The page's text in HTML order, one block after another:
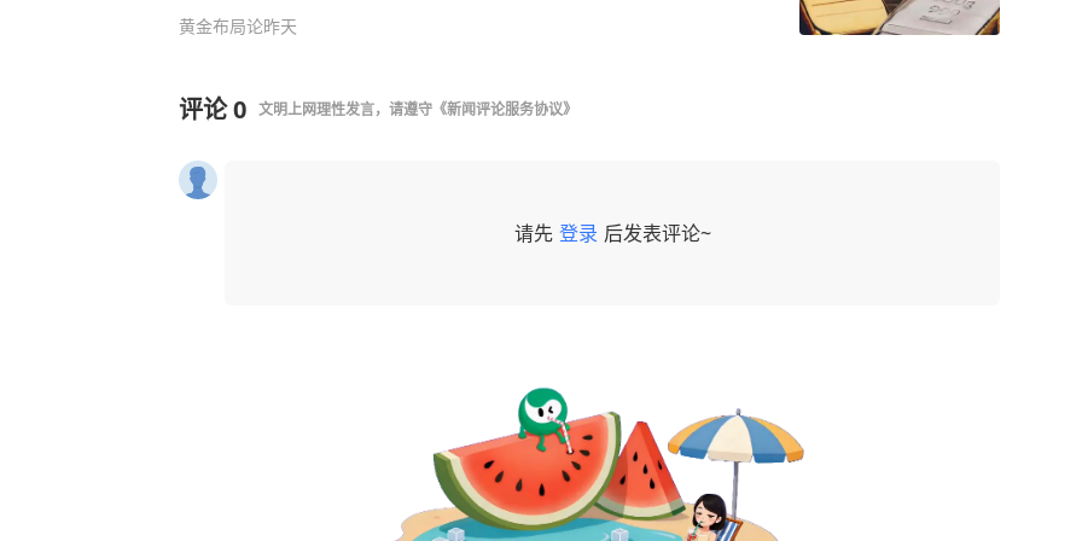
黄金布局论昨天
评论0 文明上网理性发言，请遵守 《新闻评论服务协议》
请先 登录 后发表评论~